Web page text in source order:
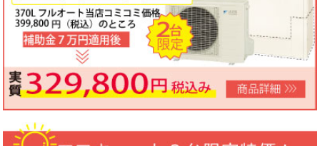
ノーリツ・リンナイ・パロマ製品の値上げに伴う価格改定について
2026年05月18日
目玉商品
ノーリツビルトインコンロ「N3WV6M」工事費コミコミ特価！今
なら「ロティプレートS」プレゼント！3台限定コミコミ価格
79,800円！数量限定のため、なくなり次第終了となります。
2026年05月15日
目玉商品
パロマ屋外式エコジョーズふろ給湯器台数限定大特価！20号オート
FH-E2011SAWL(K)マルチリモコンセットMFC-250V・標準工事費
（処分込）10年商品・工事保証付
コミコミ価格136,800円～